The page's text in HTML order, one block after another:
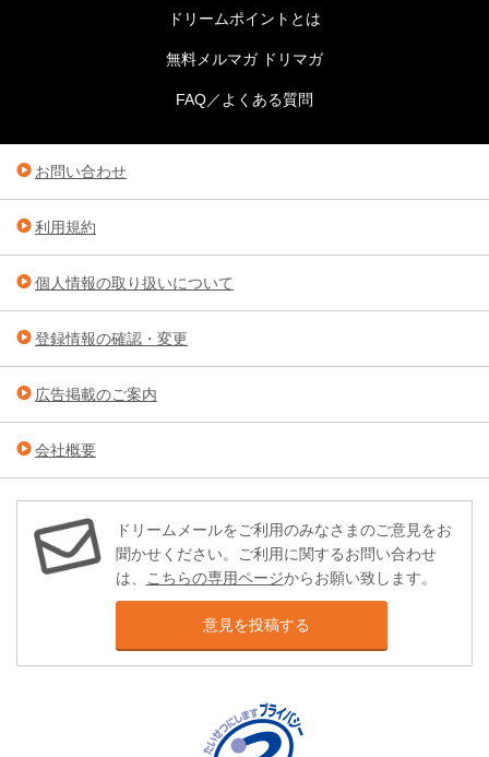
ドリームポイントとは
無料メルマガ ドリマガ
FAQ／よくある質問
お問い合わせ
利用規約
個人情報の取り扱いについて
登録情報の確認・変更
広告掲載のご案内
会社概要
ドリームメールをご利用のみなさまのご意見をお
聞かせください。ご利用に関するお問い合わせ
は、
こちらの専用ページからお願い致します。
意見を投稿する